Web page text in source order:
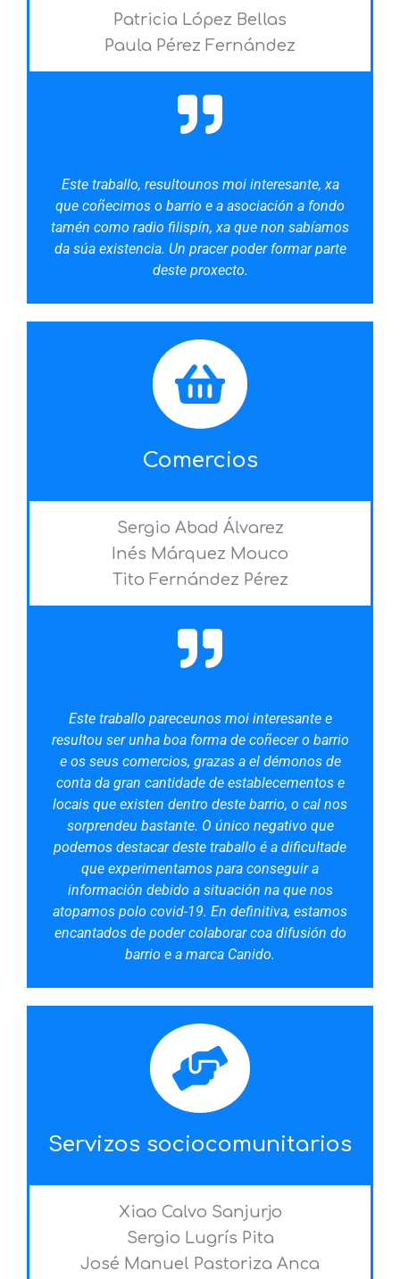
Patricia López Bellas
Paula Pérez Fernández
Este traballo, resultounos moi interesante, xa
que coñecimos o barrio e a asociación a fondo
tamén como radio filispín, xa que non sabíamos
da súa existencia. Un pracer poder formar parte
deste proxecto.
Comercios
Sergio Abad Álvarez
Inés Márquez Mouco
Tito Fernández Pérez
Este traballo pareceunos moi interesante e
resultou ser unha boa forma de coñecer o barrio
e os seus comercios, grazas a el démonos de
conta da gran cantidade de establecementos e
locais que existen dentro deste barrio, o cal nos
sorprendeu bastante. O único negativo que
podemos destacar deste traballo é a dificultade
que experimentamos para conseguir a
información debido a situación na que nos
atopamos polo covid-19. En definitiva, estamos
encantados de poder colaborar coa difusión do
barrio e a marca Canido.
Servizos sociocomunitarios
Xiao Calvo Sanjurjo
Sergio Lugrís Pita
José Manuel Pastoriza Anca